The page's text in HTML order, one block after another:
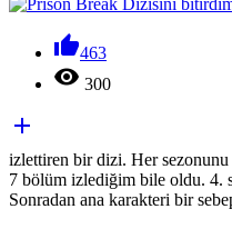
463
 300

izlettiren bir dizi. Her sezonunu
7 bölüm izlediğim bile oldu. 4.
Sonradan ana karakteri bir